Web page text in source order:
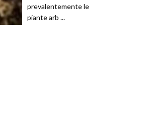
prevalentemente le
piante arb ...